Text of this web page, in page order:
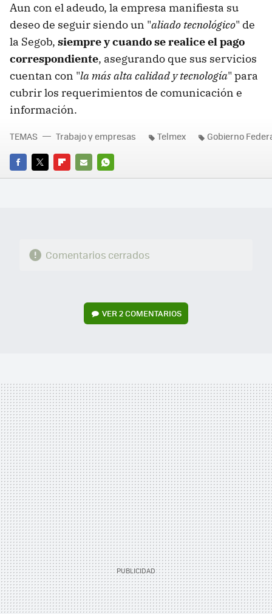
Aun con el adeudo, la empresa manifiesta su
deseo de seguir siendo un "aliado tecnológico" de
la Segob, siempre y cuando se realice el pago
correspondiente, asegurando que sus servicios
cuentan con "la más alta calidad y tecnología" para
cubrir los requerimientos de comunicación e
información.
FACEBOOK
TWITTERFLIPBOARD
E-
WHATSAPP
TEMAS Trabajo y empresas Telmex Gobierno
Comentarios cerrados
VER2 COMENTARIOS